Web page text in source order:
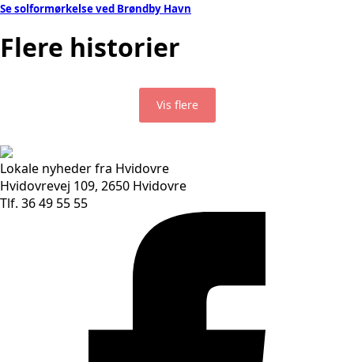
Se solformørkelse ved Brøndby Havn
Flere historier
Vis flere
Lokale nyheder fra Hvidovre
Hvidovrevej 109, 2650 Hvidovre
Tlf. 36 49 55 55